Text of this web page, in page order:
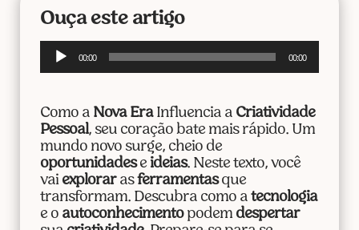
Ouça este artigo
Tocador
00:00 00:00
Como a Nova EraInfluencia a Criatividade
Pessoal, seu coração bate mais rápido. Um
mundo novo surge, cheio de
oportunidadese ideias. Neste texto, você
vai explorarasferramentasque
transformam. Descubra como a tecnologia
e o autoconhecimentopodem despertar